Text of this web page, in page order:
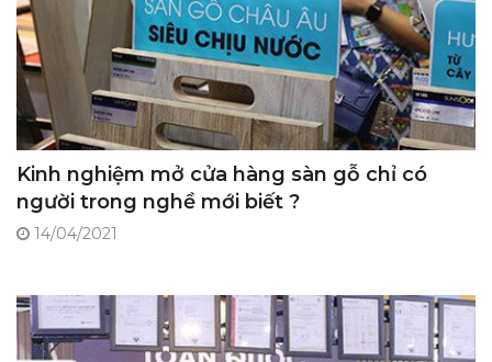
Kinh nghiệm mở cửa hàng sàn gỗ chỉ có
người trong nghề mới biết ?
14/04/2021